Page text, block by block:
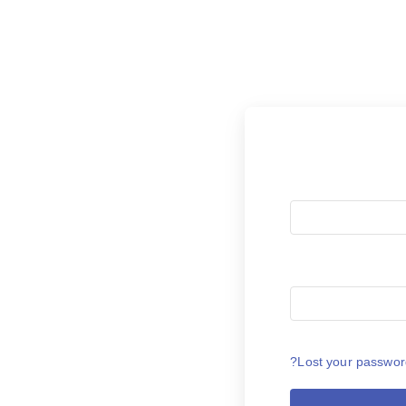
Lost your